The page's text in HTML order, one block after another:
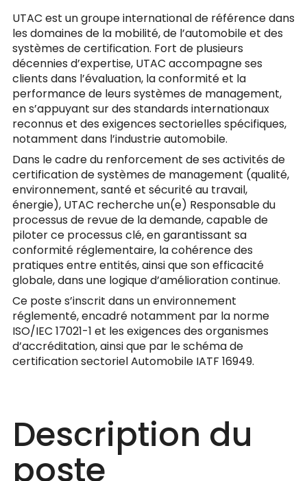
UTAC est un groupe international de référence dans
les domaines de la mobilité, de l’automobile et des
systèmes de certification. Fort de plusieurs
décennies d’expertise, UTAC accompagne ses
clients dans l’évaluation, la conformité et la
performance de leurs systèmes de management,
en s’appuyant sur des standards internationaux
reconnus et des exigences sectorielles spécifiques,
notamment dans l’industrie automobile.
Dans le cadre du renforcement de ses activités de
certification de systèmes de management (qualité,
environnement, santé et sécurité au travail,
énergie), UTAC recherche un(e) Responsable du
processus de revue de la demande, capable de
piloter ce processus clé, en garantissant sa
conformité réglementaire, la cohérence des
pratiques entre entités, ainsi que son efficacité
globale, dans une logique d’amélioration continue.
Ce poste s’inscrit dans un environnement
réglementé, encadré notamment par la norme
ISO/IEC 17021-1 et les exigences des organismes
d’accréditation, ainsi que par le schéma de
certification sectoriel Automobile IATF 16949.
Description du
poste